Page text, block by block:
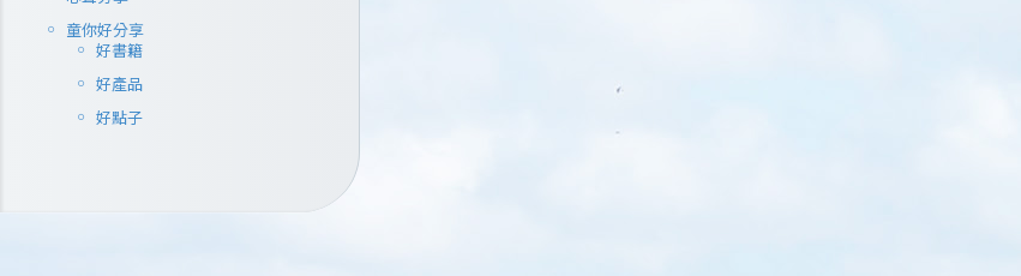
童你好分享
好書籍
好產品
好點子